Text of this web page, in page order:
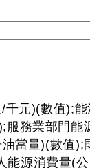
元)(數值);
務業部門
當量)(數值
源消費量(